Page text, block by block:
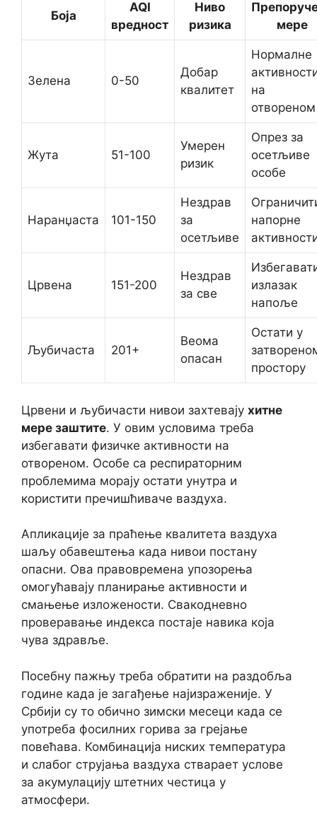
Боја
AQI
вредност
Ниво
ризика
мере
Зелена 0-50
Добар
квалитет
Нормалне
на
отвореном
Жута 51-100
Умерен
ризик
Опрез за
осетљиве
особе
Наранџаста 101-150
Нездрав
за
осетљиве
напорне
Црвена 151-200
Нездрав
за све
излазак
напоље
Љубичаста 201+
Веома
опасан
Остати у
простору
Црвени и љубичасти нивои захтевају хитне
мере заштите. У овим условима треба
избегавати физичке активности на
отвореном. Особе са респираторним
проблемима морају остати унутра и
користити пречишћиваче ваздуха.
Апликације за праћење квалитета ваздуха
шаљу обавештења када нивои постану
опасни. Ова правовремена упозорења
омогућавају планирање активности и
смањење изложености. Свакодневно
проверавање индекса постаје навика која
чува здравље.
Посебну пажњу треба обратити на раздобља
године када је загађење најизраженије. У
Србији су то обично зимски месеци када се
употреба фосилних горива за грејање
повећава. Комбинација ниских температура
и слабог струјања ваздуха стварает услове
за акумулацију штетних честица у
атмосфери.